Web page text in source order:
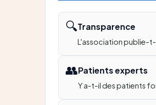
🔍Transparence
L'association publie-t-
👥Patients experts
Y a-t-il des patients